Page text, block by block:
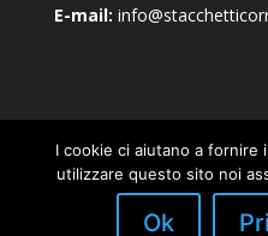
E-mail:
Privacy Policy| Cookie
I cookie ci aiutano a fornire
utilizzare questo sito noi
Ok